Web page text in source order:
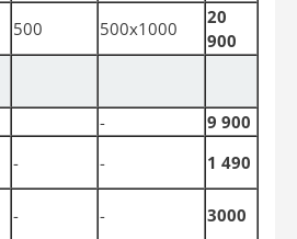
500 500х1000
20
900
-
9 900
- -
1 490
- -
3000